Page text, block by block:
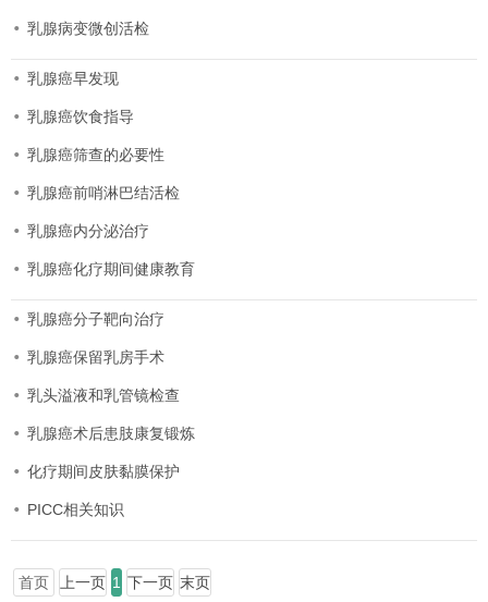
乳腺病变微创活检
乳腺癌早发现
乳腺癌饮食指导
乳腺癌筛查的必要性
乳腺癌前哨淋巴结活检
乳腺癌内分泌治疗
乳腺癌化疗期间健康教育
乳腺癌分子靶向治疗
乳腺癌保留乳房手术
乳头溢液和乳管镜检查
乳腺癌术后患肢康复锻炼
化疗期间皮肤黏膜保护
PICC相关知识
首页 上一页 1 下一页 末页